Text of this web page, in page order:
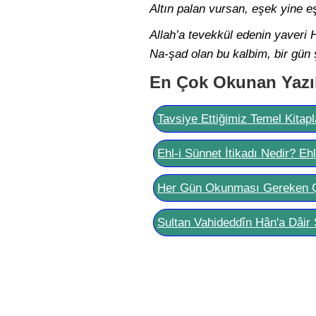
Altın palan vursan, eşek yine
Allah’a tevekkül edenin yaveri
Na-şad olan bu kalbim, bir gün
En Çok Okunan
Tavsiye Ettiğimiz Temel
Ehl-i Sünnet İtikadı Nedir?
Her Gün Okunması Gereken
Sultan Vahideddîn Hân'a Dâir